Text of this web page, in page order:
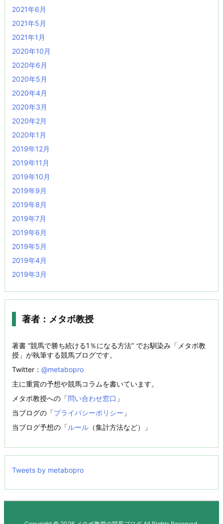
2021年6月
2021年5月
2021年1月
2020年10月
2020年6月
2020年5月
2020年4月
2020年3月
2020年2月
2020年1月
2019年12月
2019年11月
2019年10月
2019年9月
2019年8月
2019年7月
2019年6月
2019年5月
2019年4月
2019年3月
著者：メタボ教授
著書 “競馬で勝ち続ける1％になる方法” でお馴染み「メタボ教
授」が執筆する競馬ブログです。
Twitter： @metabopro
主に重賞の予想や競馬コラムを書いています。
メタボ教授への「問い合わせ窓口 」
当ブログの「プライバシーポリシー 」
当ブログ予想の「ルール （集計方法など）」
Tweets by metabopro